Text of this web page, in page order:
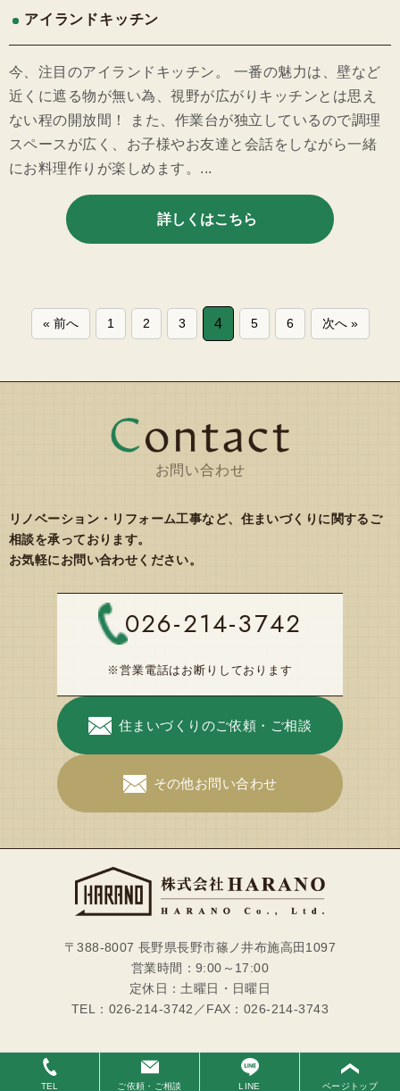
アイランドキッチン
今、注目のアイランドキッチン。 一番の魅力は、壁など
近くに遮る物が無い為、視野が広がりキッチンとは思え
ない程の開放間！ また、作業台が独立しているので調理
スペースが広く、お子様やお友達と会話をしながら一緒
にお料理作りが楽しめます。...
詳しくはこちら
« 前へ 1 2 3 4 5 6 次へ »
お問い合わせ
リノベーション・リフォーム工事など、住まいづくりに関するご
相談を承っております。
お気軽にお問い合わせください。
026-214-3742
※営業電話はお断りしております
住まいづくりのご依頼・ご相談
その他お問い合わせ
TEL ご依頼・ご相談 LINE ページトップ
〒388-8007 長野県長野市篠ノ井布施高田1097
営業時間：9:00～17:00
定休日：土曜日・日曜日
TEL：026-214-3742／FAX：026-214-3743